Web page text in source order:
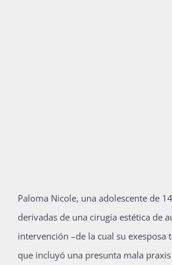
Paloma Nicole, una adolescente de
derivadas de una cirugía estética de
intervención –de la cual su
que incluyó una presunta mala